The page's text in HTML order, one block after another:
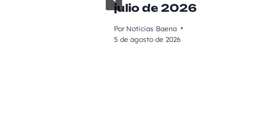
julio de 2026
Por Noticias Baena
5 de agosto de 2026